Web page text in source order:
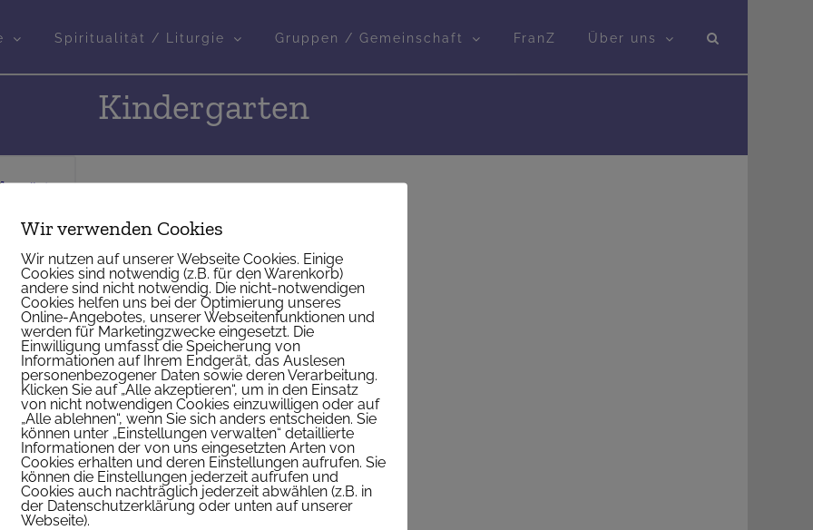
Spiritualität / Liturgie Gruppen / Gemeinschaft FranZ Über uns
Kindergarten
26.
2026
Wir verwenden Cookies
Wir nutzen auf unserer Webseite Cookies. Einige
Cookies sind notwendig (z.B. für den Warenkorb)
andere sind nicht notwendig. Die nicht-notwendigen
Cookies helfen uns bei der Optimierung unseres
Online-Angebotes, unserer Webseitenfunktionen und
werden für Marketingzwecke eingesetzt. Die
Einwilligung umfasst die Speicherung von
Informationen auf Ihrem Endgerät, das Auslesen
personenbezogener Daten sowie deren Verarbeitung.
Klicken Sie auf „Alle akzeptieren“, um in den Einsatz
von nicht notwendigen Cookies einzuwilligen oder auf
„Alle ablehnen“, wenn Sie sich anders entscheiden. Sie
können unter „Einstellungen verwalten“ detaillierte
Informationen der von uns eingesetzten Arten von
Cookies erhalten und deren Einstellungen aufrufen. Sie
können die Einstellungen jederzeit aufrufen und
Cookies auch nachträglich jederzeit abwählen (z.B. in
der Datenschutzerklärung oder unten auf unserer
Webseite).